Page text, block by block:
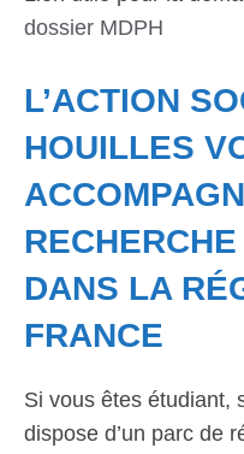
dossier MDPH
L’ACTION
HOUILLES
DANS LA
FRANCE
Si vous êtes étudiant,
dispose d’un parc de